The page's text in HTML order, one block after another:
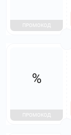
ПРОМОКОД
%
ПРОМОКОД